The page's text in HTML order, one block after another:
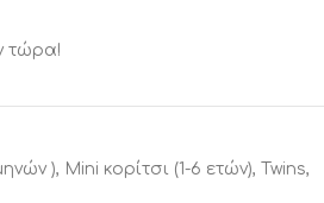
τώρα!
), Mini κορίτσι (1-6 ετών), Twins,